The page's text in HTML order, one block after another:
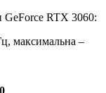
GeForce RTX 3060:
максимальна –